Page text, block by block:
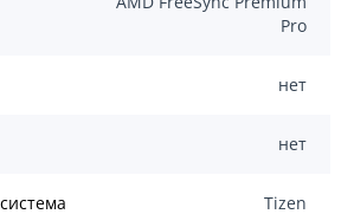
Pro
нет
нет
Tizen